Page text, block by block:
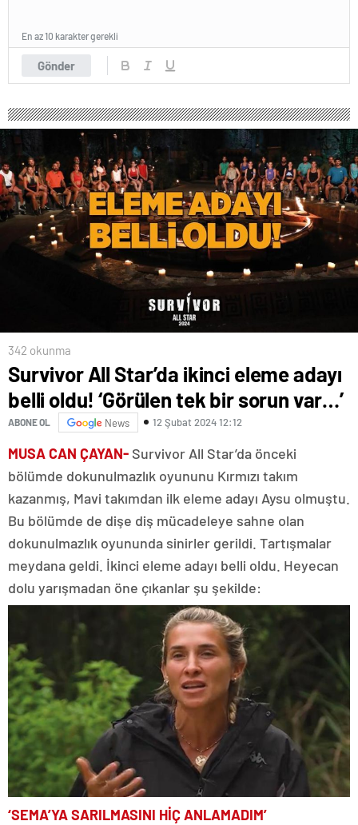
Gönder
En az 10 karakter gerekli
342 okunma
Survivor All Star’da ikinci eleme adayı
belli oldu! ‘Görülen tek bir sorun var…’
ABONE OL News 12 Şubat 2024 12:12
MUSA CAN ÇAYAN- Survivor All Star’da önceki
bölümde dokunulmazlık oyununu Kırmızı takım
kazanmış, Mavi takımdan ilk eleme adayı Aysu olmuştu.
Bu bölümde de dişe diş mücadeleye sahne olan
dokunulmazlık oyununda sinirler gerildi. Tartışmalar
meydana geldi. İkinci eleme adayı belli oldu. Heyecan
dolu yarışmadan öne çıkanlar şu şekilde:
‘SEMA’YA SARILMASINI HİÇ ANLAMADIM’